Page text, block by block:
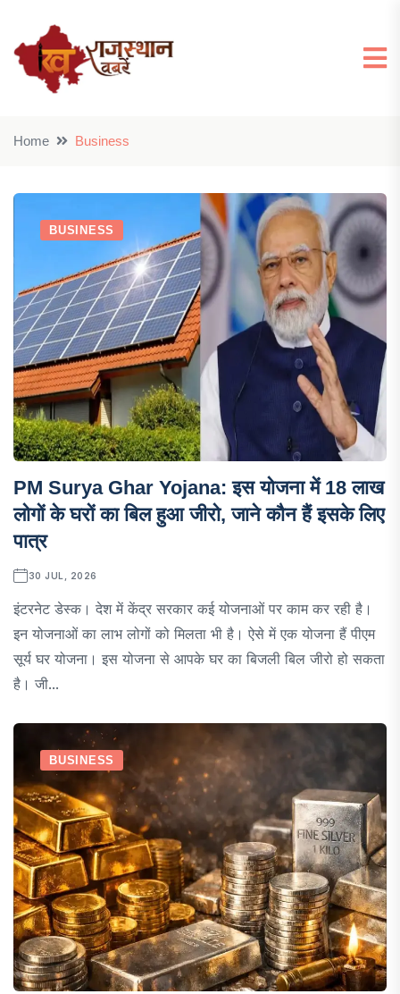
Home Business
BUSINESS
PM Surya Ghar Yojana: इस योजना में 18 लाख
लोगों के घरों का बिल हुआ जीरो, जाने कौन हैं इसके लिए
पात्र
30 JUL, 2026
इंटरनेट डेस्क। देश में केंद्र सरकार कई योजनाओं पर काम कर रही है।
इन योजनाओं का लाभ लोगों को मिलता भी है। ऐसे में एक योजना हैं पीएम
सूर्य घर योजना। इस योजना से आपके घर का बिजली बिल जीरो हो सकता
है। जी...
BUSINESS